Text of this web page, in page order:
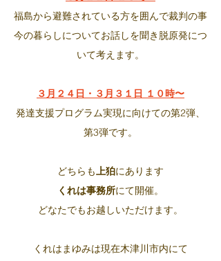
福島から避難されている方を囲んで裁判の事
今の暮らしについてお話しを聞き脱原発につ
いて考えます。
３月２４日・３月３１日 １０時〜
発達支援プログラム実現に向けての第2弾、
第3弾です。
どちらも上狛にあります
くれは事務所にて開催。
どなたでもお越しいただけます。
くれはまゆみは現在木津川市内にて